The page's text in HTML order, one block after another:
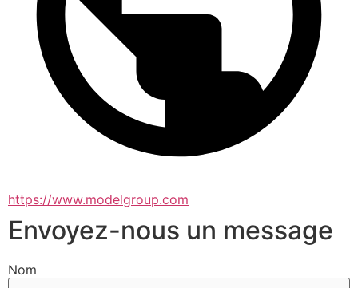
https://www.modelgroup.com
Envoyez-nous un message
Nom